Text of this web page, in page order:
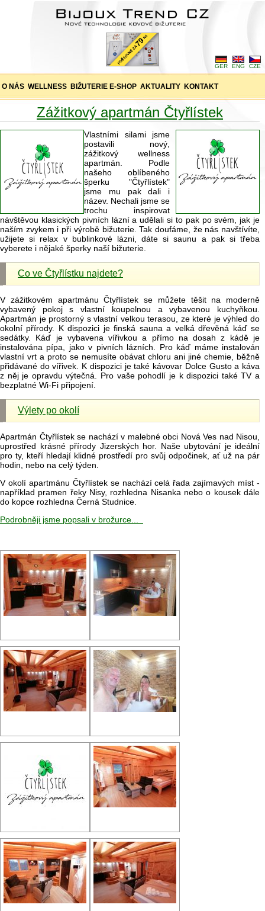
CZE
ENG
GER
O NÁS WELLNESS BIŽUTERIE E-SHOP AKTUALITY KONTAKT
Zážitkový apartmán Čtyřlístek
Vlastními silami jsme
postavili nový,
zážitkový wellness
apartmán. Podle
našeho oblíbeného
šperku "Čtyřlístek"
jsme mu pak dali i
název. Nechali jsme se
trochu inspirovat
návštěvou klasických pivních lázní a udělali si to pak po svém, jak je
naším zvykem i při výrobě bižuterie. Tak doufáme, že nás navštívíte,
užijete si relax v bublinkové lázni, dáte si saunu a pak si třeba
vyberete i nějaké šperky naší bižuterie.
Co ve Čtyřlístku najdete?
V zážitkovém apartmánu Čtyřlístek se můžete těšit na moderně
vybavený pokoj s vlastní koupelnou a vybavenou kuchyňkou.
Apartmán je prostorný s vlastní velkou terasou, ze které je výhled do
okolní přírody. K dispozici je finská sauna a velká dřevěná káď se
sedátky. Káď je vybavena vířivkou a přímo na dosah z kádě je
instalována pípa, jako v pivních lázních. Pro káď máme instalován
vlastní vrt a proto se nemusíte obávat chloru ani jiné chemie, běžně
přidávané do vířivek. K dispozici je také kávovar Dolce Gusto a káva
z něj je opravdu výtečná. Pro vaše pohodlí je k dispozici také TV a
bezplatné Wi-Fi připojení.
Výlety po okolí
Apartmán Čtyřlístek se nachází v malebné obci Nová Ves nad Nisou,
uprostřed krásné přírody Jizerských hor. Naše ubytování je ideální
pro ty, kteří hledají klidné prostředí pro svůj odpočinek, ať už na pár
hodin, nebo na celý týden.
V okolí apartmánu Čtyřlístek se nachází celá řada zajímavých míst -
například pramen řeky Nisy, rozhledna Nisanka nebo o kousek dále
do kopce rozhledna Černá Studnice.
Podrobněji jsme popsali v brožurce...